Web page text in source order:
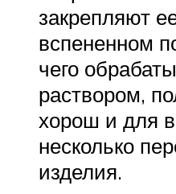
закрепляют
вспененном
чего
раствором,
хорош и для
несколько
изделия.